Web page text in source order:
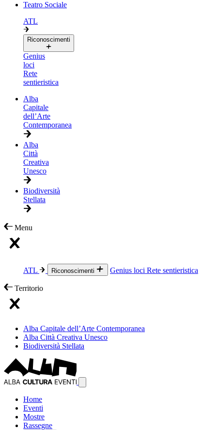
Teatro Sociale
ATL
Riconoscimenti
Genius
loci
Rete
sentieristica
Alba
Capitale
dell’Arte
Contemporanea
Alba
Città
Creativa
Unesco
Biodiversità
Stellata
Menu
ATL Riconoscimenti Genius loci Rete sentieristica
Territorio
Alba Capitale dell’Arte Contemporanea
Alba Città Creativa Unesco
Biodiversità Stellata
Home
Eventi
Mostre
Rassegne